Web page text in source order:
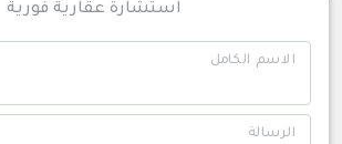
استشارة عقارية فورية
الاسم الكامل
الرسالة